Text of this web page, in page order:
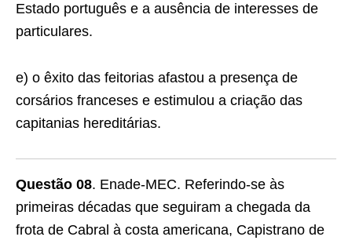
Estado português e a ausência de interesses de
particu­lares.
e) o êxito das feitorias afastou a presença de
corsá­rios franceses e estimulou a criação das
capitanias hereditárias.
Questão 08. Enade-MEC. Referindo-se às
primeiras décadas que seguiram a chegada da
frota de Cabral à costa americana, Capistrano de